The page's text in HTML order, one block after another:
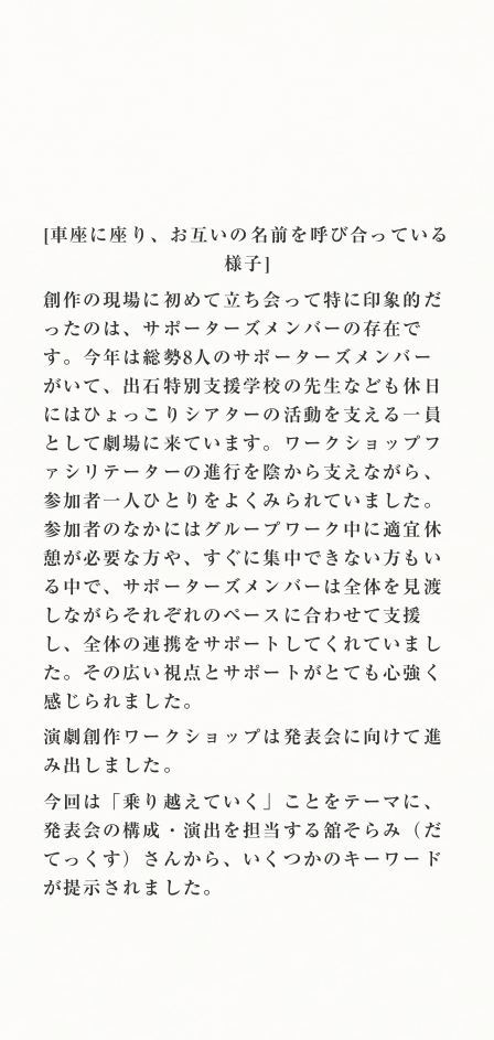
[車座に座り、お互いの名前を呼び合っている
様子]
創作の現場に初めて立ち会って特に印象的だ
ったのは、サポーターズメンバーの存在で
す。今年は総勢8人のサポーターズメンバー
がいて、出石特別支援学校の先生なども休日
にはひょっこりシアターの活動を支える一員
として劇場に来ています。ワークショップフ
ァシリテーターの進行を陰から支えながら、
参加者一人ひとりをよくみられていました。
参加者のなかにはグループワーク中に適宜休
憩が必要な方や、すぐに集中できない方もい
る中で、サポーターズメンバーは全体を見渡
しながらそれぞれのペースに合わせて支援
し、全体の連携をサポートしてくれていまし
た。その広い視点とサポートがとても心強く
感じられました。
演劇創作ワークショップは発表会に向けて進
み出しました。
今回は「乗り越えていく」ことをテーマに、
発表会の構成・演出を担当する舘そらみ（だ
てっくす）さんから、いくつかのキーワード
が提示されました。